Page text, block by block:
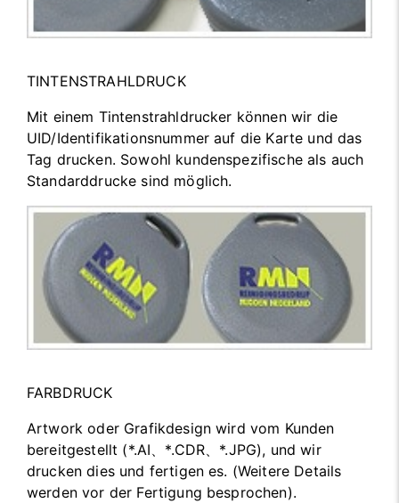
TINTENSTRAHLDRUCK
Mit einem Tintenstrahldrucker können wir die
UID/Identifikationsnummer auf die Karte und das
Tag drucken. Sowohl kundenspezifische als auch
Standarddrucke sind möglich.
FARBDRUCK
Artwork oder Grafikdesign wird vom Kunden
bereitgestellt (*.AI、*.CDR、*.JPG), und wir
drucken dies und fertigen es. (Weitere Details
werden vor der Fertigung besprochen).